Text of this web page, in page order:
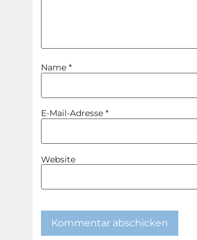
Name*
E-Mail-Adresse*
Website